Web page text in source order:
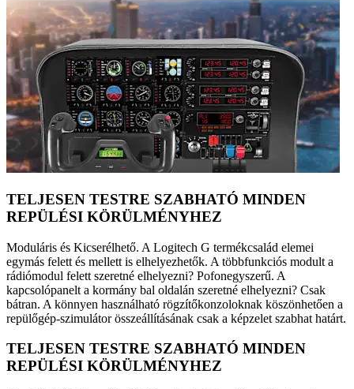
TELJESEN TESTRE SZABHATÓ MINDEN
REPÜLÉSI KÖRÜLMÉNYHEZ
Moduláris és Kicserélhető. A Logitech G termékcsalád elemei
egymás felett és mellett is elhelyezhetők. A többfunkciós modult a
rádiómodul felett szeretné elhelyezni? Pofonegyszerű. A
kapcsolópanelt a kormány bal oldalán szeretné elhelyezni? Csak
bátran. A könnyen használható rögzítőkonzoloknak köszönhetően a
repülőgép-szimulátor összeállításának csak a képzelet szabhat határt.
TELJESEN TESTRE SZABHATÓ MINDEN
REPÜLÉSI KÖRÜLMÉNYHEZ